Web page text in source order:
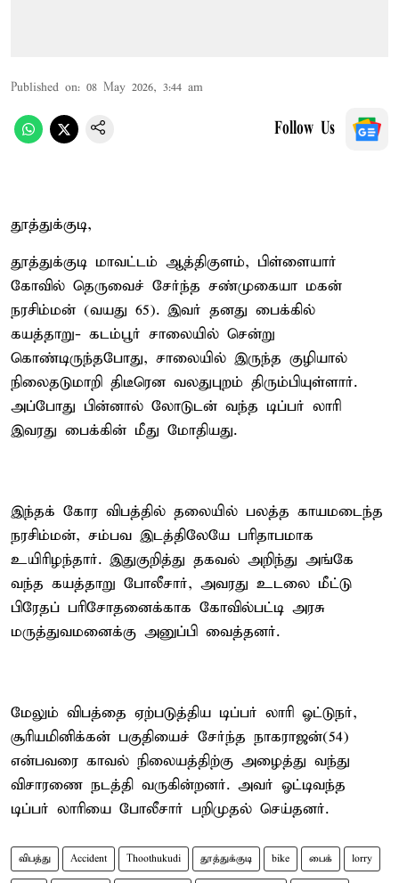
Published on: 08 May 2026, 3:44 am
Follow Us
தூத்துக்குடி,
தூத்துக்குடி மாவட்டம் ஆத்திகுளம், பிள்ளையார்
கோவில் தெருவைச் சேர்ந்த சண்முகையா மகன்
நரசிம்மன் (வயது 65). இவர் தனது பைக்கில்
கயத்தாறு- கடம்பூர் சாலையில் சென்று
கொண்டிருந்தபோது, சாலையில் இருந்த குழியால்
நிலைதடுமாறி திடீரென வலதுபுறம் திரும்பியுள்ளார்.
அப்போது பின்னால் லோடுடன் வந்த டிப்பர் லாரி
இவரது பைக்கின் மீது மோதியது.
இந்தக் கோர விபத்தில் தலையில் பலத்த காயமடைந்த
நரசிம்மன், சம்பவ இடத்திலேயே பரிதாபமாக
உயிரிழந்தார். இதுகுறித்து தகவல் அறிந்து அங்கே
வந்த கயத்தாறு போலீசார், அவரது உடலை மீட்டு
பிரேதப் பரிசோதனைக்காக கோவில்பட்டி அரசு
மருத்துவமனைக்கு அனுப்பி வைத்தனர்.
மேலும் விபத்தை ஏற்படுத்திய டிப்பர் லாரி ஓட்டுநர்,
சூரியமினிக்கன் பகுதியைச் சேர்ந்த நாகராஜன்(54)
என்பவரை காவல் நிலையத்திற்கு அழைத்து வந்து
விசாரணை நடத்தி வருகின்றனர். அவர் ஓட்டிவந்த
டிப்பர் லாரியை போலீசார் பறிமுதல் செய்தனர்.
விபத்து Accident Thoothukudi தூத்துக்குடி bike பைக் lorry